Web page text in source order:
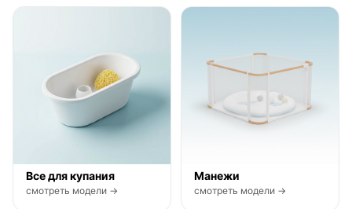
Все для купания
смотреть модели →
Манежи
смотреть модели →